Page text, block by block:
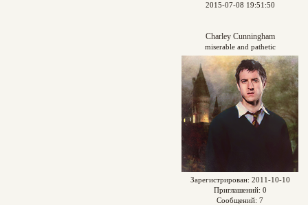
2015-07-08 19:51:50
Charley Cunningham
miserable and pathetic
Зарегистрирован: 2011-10-10
Приглашений: 0
Сообщений: 7